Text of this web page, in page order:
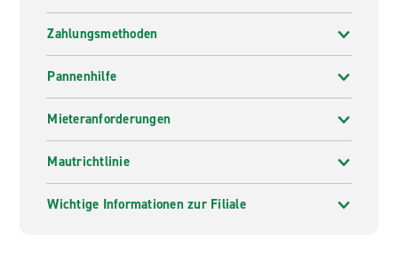
Zahlungsmethoden
Pannenhilfe
Mieteranforderungen
Mautrichtlinie
Wichtige Informationen zur Filiale